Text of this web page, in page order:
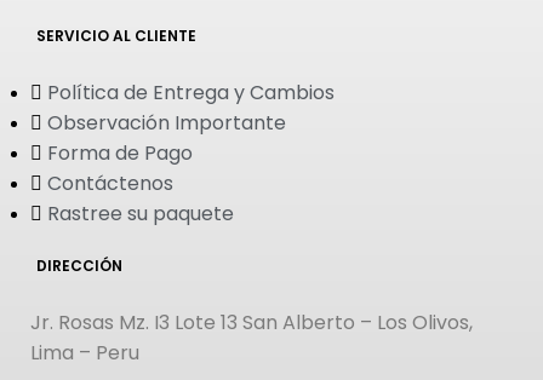
SERVICIO AL CLIENTE
Política de Entrega y Cambios
Observación Importante
Forma de Pago
Contáctenos
Rastree su paquete
DIRECCIÓN
Jr. Rosas Mz. I3 Lote 13 San Alberto – Los Olivos,
Lima – Peru